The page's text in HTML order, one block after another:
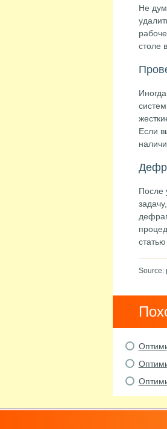
Не
столе
Если
После
Source: